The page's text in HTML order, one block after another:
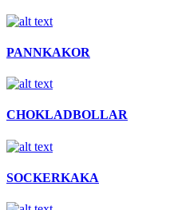
PANNKAKOR
CHOKLADBOLLAR
SOCKERKAKA